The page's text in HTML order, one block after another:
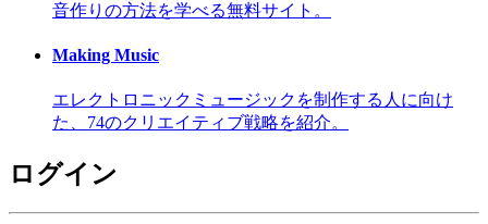
音作りの方法を学べる無料サイト。
Making Music
エレクトロニックミュージックを制作する人に向け
た、74のクリエイティブ戦略を紹介。
ログイン